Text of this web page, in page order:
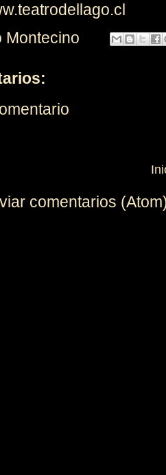
Montecino
comentarios